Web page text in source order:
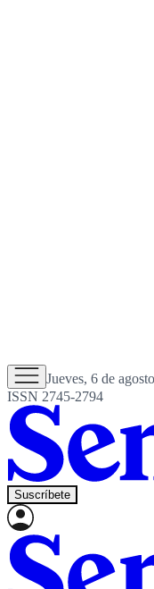
Jueves, 6 de
ISSN 2745-2794
Suscríbete